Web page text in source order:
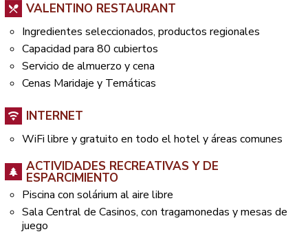
VALENTINO RESTAURANT
Ingredientes seleccionados, productos regionales
Capacidad para 80 cubiertos
Servicio de almuerzo y cena
Cenas Maridaje y Temáticas
INTERNET
WiFi libre y gratuito en todo el hotel y áreas comunes
ACTIVIDADES RECREATIVAS Y DE
ESPARCIMIENTO
Piscina con solárium al aire libre
Sala Central de Casinos, con tragamonedas y mesas de
juego